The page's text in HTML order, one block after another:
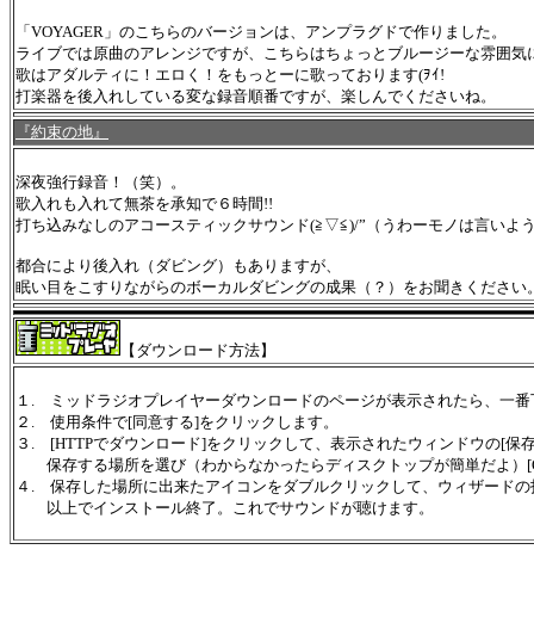
「VOYAGER」のこちらのバージョンは、アンプラグドで作りました。
ライブでは原曲のアレンジですが、こちらはちょっとブルージーな雰囲気
歌はアダルティに！エロく！をもっとーに歌っております(ｦｲ!
打楽器を後入れしている変な録音順番ですが、楽しんでくださいね。
『約束の地』
深夜強行録音！（笑）。
歌入れも入れて無茶を承知で６時間!!
打ち込みなしのアコースティックサウンド(≧▽≦)/”（うわーモノは言いよ
都合により後入れ（ダビング）もありますが、
眠い目をこすりながらのボーカルダビングの成果（？）をお聞きください
【ダウンロード方法】
１. ミッドラジオプレイヤーダウンロードのページが表示されたら、一
２. 使用条件で[同意する]をクリックします。
３. [HTTPでダウンロード]をクリックして、表示されたウィンドウの[保
保存する場所を選び（わからなかったらディスクトップが簡単だよ）
４. 保存した場所に出来たアイコンをダブルクリックして、ウィザード
以上でインストール終了。これでサウンドが聴けます。